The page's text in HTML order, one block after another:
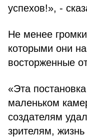
успехов!», -
Не менее
которыми они
восторженные
«Эта
маленьком
создателям
зрителям,